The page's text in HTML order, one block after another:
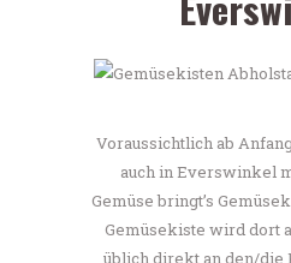
Voraussichtlich ab
auch in Everswinkel
Gemüse bringt’s
Gemüsekiste wird dort
üblich direkt an den/die